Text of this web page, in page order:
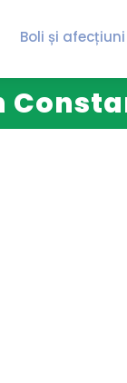
Boli și afecțiuni